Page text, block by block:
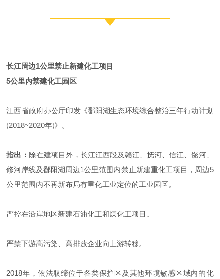
长江周边1公里禁止新建化工项目
5公里内禁建化工园区
江西省政府办公厅印发《鄱阳湖生态环境综合整治三年行动计划
(2018~2020年)》。
指出： 除在建项目外，长江江西段及赣江、抚河、信江、饶河、
修河岸线及鄱阳湖周边1公里范围内禁止新建重化工项目，周边5
公里范围内不再新布局有重化工业定位的工业园区。
严控在沿岸地区新建石油化工和煤化工项目。
严禁下游高污染、高排放企业向上游转移。
2018年，依法取缔位于各类保护区及其他环境敏感区域内的化